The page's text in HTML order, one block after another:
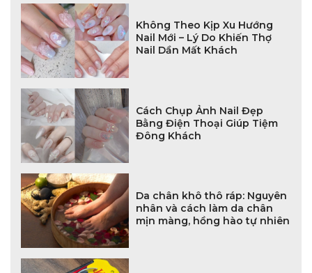
Không Theo Kịp Xu Hướng
Nail Mới – Lý Do Khiến Thợ
Nail Dần Mất Khách
Cách Chụp Ảnh Nail Đẹp
Bằng Điện Thoại Giúp Tiệm
Đông Khách
Da chân khô thô ráp: Nguyên
nhân và cách làm da chân
mịn màng, hồng hào tự nhiên